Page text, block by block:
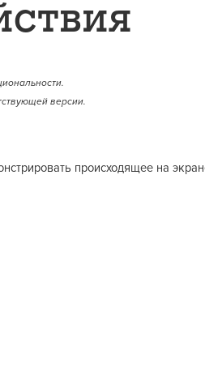
версии.
происходящее на